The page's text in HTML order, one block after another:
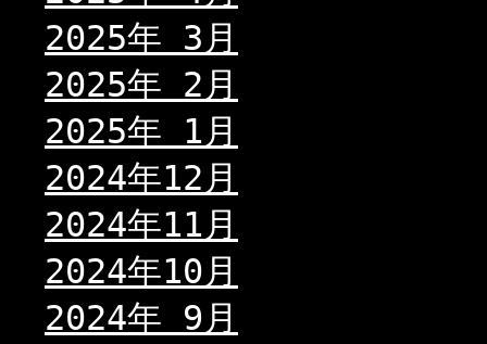
2025年 3月
2025年 2月
2025年 1月
2024年12月
2024年11月
2024年10月
2024年 9月